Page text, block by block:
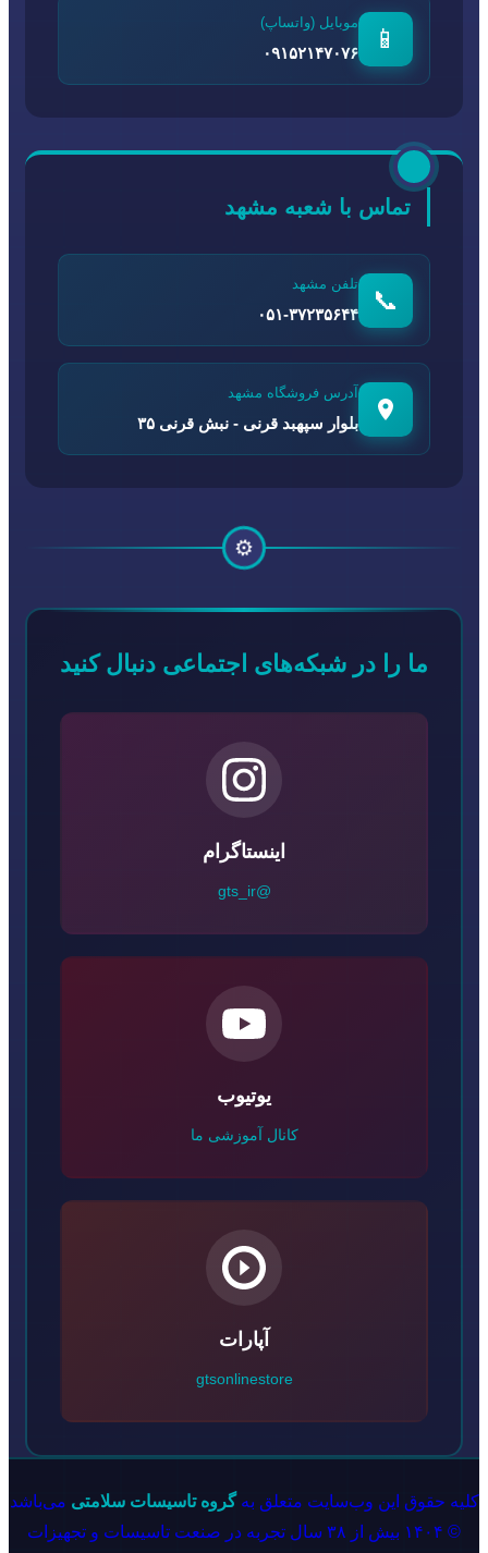
📱
موبایل (واتساپ)
۰۹۱۵۲۱۴۷۰۷۶
تماس با شعبه مشهد
📞
تلفن مشهد
۰۵۱-۳۷۲۳۵۶۴۴
آدرس فروشگاه مشهد
بلوار سپهبد قرنی - نبش قرنی ۳۵
⚙️
ما را در شبکه‌های اجتماعی دنبال کنید
اینستاگرام
@gts_ir
یوتیوب
کانال آموزشی ما
آپارات
gtsonlinestore
کلیه حقوق این وب‌سایت متعلق بهگروه تاسیسات سلامتی می‌باشد
© ۱۴۰۴ بیش از ۳۸ سال تجربه در صنعت تاسیسات و تجهیزات